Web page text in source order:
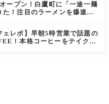
ープン！白鷹町に「一途一麺
た！注目のラーメンを爆速実
ェレポ】早朝5時営業で話題の
！本格コーヒーをテイクア